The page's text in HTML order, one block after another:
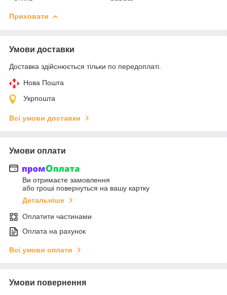
Приховати
Умови доставки
Доставка здійснюється тільки по передоплаті.
Нова Пошта
Укрпошта
Всі умови доставки
Умови оплати
Ви отримаєте замовлення
або гроші повернуться на вашу картку
Детальніше
Оплатити частинами
Оплата на рахунок
Всі умови оплати
Умови повернення